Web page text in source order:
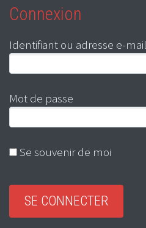
Connexion
Identifiant ou adresse e-mail
Mot de passe
Se souvenir de moi